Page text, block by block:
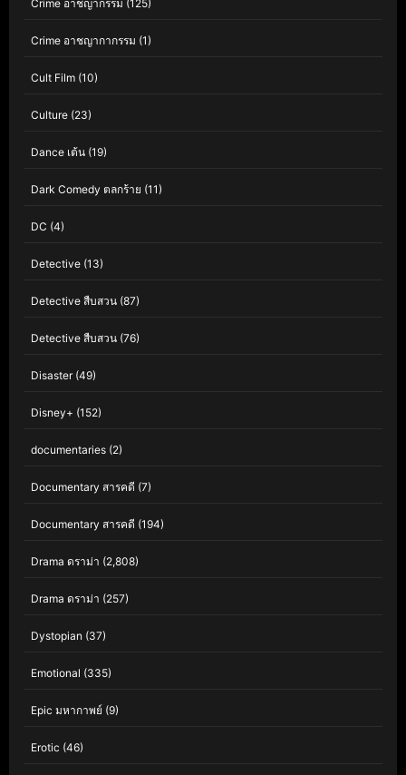
Crime อาชญากรรม (125)
Crime อาชญากากรรม (1)
Cult Film (10)
Culture (23)
Dance เต้น (19)
Dark Comedy ตลกร้าย (11)
DC (4)
Detective (13)
Detective สืบสวน (87)
Detective สืบสวน (76)
Disaster(49)
Disney+ (152)
documentaries (2)
Documentary สารคดี (7)
Documentary สารคดี (194)
Drama ดราม่า (2,808)
Drama ดราม่า (257)
Dystopian (37)
Emotional (335)
Epic มหากาพย์ (9)
Erotic (46)